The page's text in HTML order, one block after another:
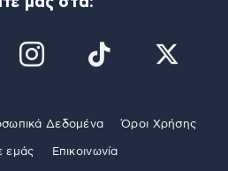
Δεδομένα Όροι Χρήσης
εμάς Επικοινωνία